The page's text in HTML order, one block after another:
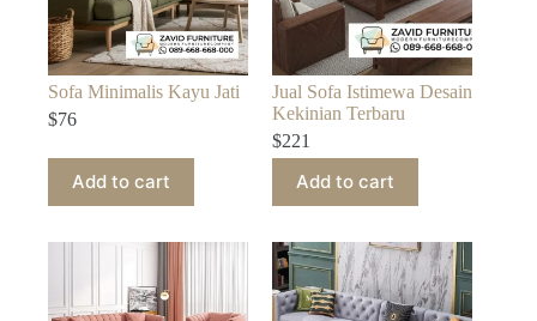
Sofa Minimalis Kayu Jati
$76
Add to cart
Jual Sofa Istimewa Desain
Kekinian Terbaru
$221
Add to cart